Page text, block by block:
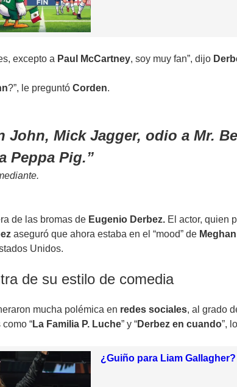
excepto a Paul McCartney, soy muy fan”, dijo
?”, le preguntó Corden.
John, Mick Jagger, odio a Mr.
Peppa Pig.
de las bromas de Eugenio Derbez. El actor, quien
aseguró que ahora estaba en el “mood” de
Unidos.
de su estilo de comedia
mucha polémica en redes sociales, al grado
“La Familia P. Luche” y “Derbez en cuando”,
¿Guiño para Liam